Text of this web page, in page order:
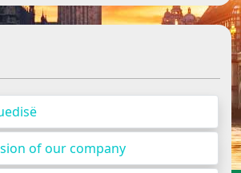
of our company